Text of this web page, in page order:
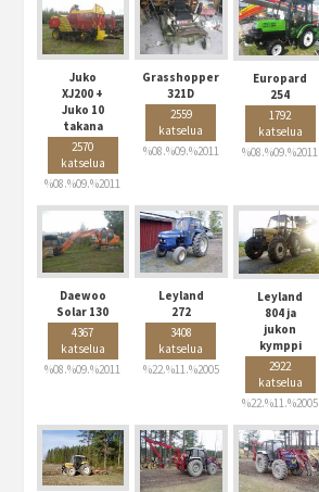
Juko
XJ200 +
Juko 10
takana
2570
katselua
%08.%09.%2011
Grasshopper
321D
2559
katselua
%08.%09.%2011
Europard
254
1792
katselua
%08.%09.%2011
Daewoo
Solar 130
4367
katselua
%08.%09.%2011
Leyland
272
3408
katselua
%22.%11.%2005
Leyland
804 ja
jukon
kymppi
2922
katselua
%22.%11.%2005